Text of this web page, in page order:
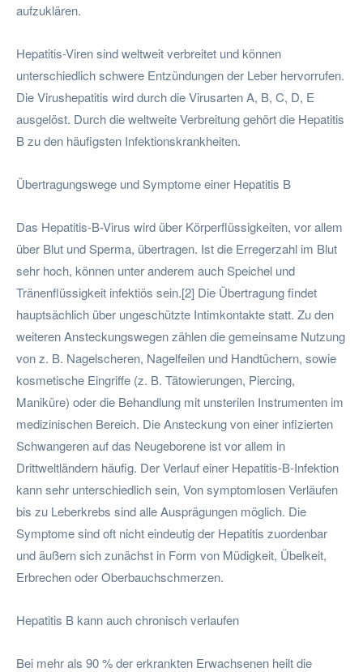
aufzuklären.
Hepatitis-Viren sind weltweit verbreitet und können
unterschiedlich schwere Entzündungen der Leber hervorrufen.
Die Virushepatitis wird durch die Virusarten A, B, C, D, E
ausgelöst. Durch die weltweite Verbreitung gehört die Hepatitis
B zu den häufigsten Infektionskrankheiten.
Übertragungswege und Symptome einer Hepatitis B
Das Hepatitis-B-Virus wird über Körperflüssigkeiten, vor allem
über Blut und Sperma, übertragen. Ist die Erregerzahl im Blut
sehr hoch, können unter anderem auch Speichel und
Tränenflüssigkeit infektiös sein.[2] Die Übertragung findet
hauptsächlich über ungeschützte Intimkontakte statt. Zu den
weiteren Ansteckungswegen zählen die gemeinsame Nutzung
von z. B. Nagelscheren, Nagelfeilen und Handtüchern, sowie
kosmetische Eingriffe (z. B. Tätowierungen, Piercing,
Maniküre) oder die Behandlung mit unsterilen Instrumenten im
medizinischen Bereich. Die Ansteckung von einer infizierten
Schwangeren auf das Neugeborene ist vor allem in
Drittweltländern häufig. Der Verlauf einer Hepatitis-B-Infektion
kann sehr unterschiedlich sein, Von symptomlosen Verläufen
bis zu Leberkrebs sind alle Ausprägungen möglich. Die
Symptome sind oft nicht eindeutig der Hepatitis zuordenbar
und äußern sich zunächst in Form von Müdigkeit, Übelkeit,
Erbrechen oder Oberbauchschmerzen.
Hepatitis B kann auch chronisch verlaufen
Bei mehr als 90 % der erkrankten Erwachsenen heilt die